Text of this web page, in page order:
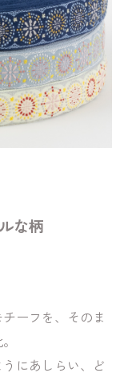
な柄
ーフを、そのま
にあしらい、ど